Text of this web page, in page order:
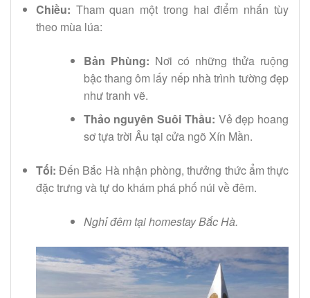
Chiều: Tham quan một trong hai điểm nhấn tùy
theo mùa lúa:
Bản Phùng: Nơi có những thửa ruộng
bậc thang ôm lấy nếp nhà trình tường đẹp
như tranh vẽ.
Thảo nguyên Suôi Thầu: Vẻ đẹp hoang
sơ tựa trời Âu tại cửa ngõ Xín Mần.
Tối: Đến Bắc Hà nhận phòng, thưởng thức ẩm thực
đặc trưng và tự do khám phá phố núi về đêm.
Nghỉ đêm tại homestay Bắc Hà.